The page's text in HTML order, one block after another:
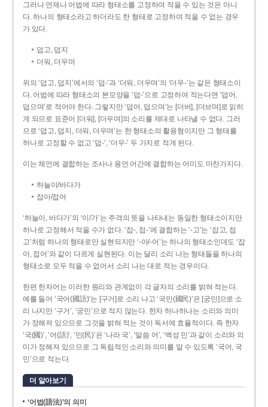
그러나 언제나 어법에 따라 형태소를 고정하여 적을 수 있는 것은 아니
다. 하나의 형태소라고 하더라도 한 형태로 고정하여 적을 수 없는 경우
가 있다.
덥고, 덥지
더워, 더우며
위의 ‘덥고, 덥지’에서의 ‘덥-­’과 ‘더워, 더우며’의 ‘더우-­’는 같은 형태소이
다. 어법에 따라 형태소의 본모양을 ‘덥-­’으로 고정하여 적는다면 ‘덥어,
덥으며’로 적어야 한다. 그렇지만 ‘덥어, 덥으며’는 [더버], [더브며]로 읽히
게 되므로 표준어 [더워], [더우며]의 소리를 제대로 나타낼 수 없다. 그러
므로 ‘덥고, 덥지, 더워, 더우며’는 한 형태소의 활용형이지만 그 형태를
하나로 고정할 수 없고 ‘덥-’, ‘더우-’ 두 가지로 적게 된다.
이는 체언에 결합하는 조사나 용언 어간에 결합하는 어미도 마찬가지다.
하늘이/바다가
잡아/접어
‘하늘이, 바다가’의 ‘이/가’는 주격의 뜻을 나타내는 동일한 형태소이지만
하나로 고정해서 적을 수가 없다. ‘잡-, 접-’에 결합하는 ‘-고’는 ‘잡고, 접
고’처럼 하나의 형태로만 실현되지만 ‘-아/-어’는 하나의 형태소인데도 ‘잡
아, 접어’와 같이 다르게 실현된다. 이는 달리 소리 나는 형태들을 하나의
형태소로 모두 적을 수 없어서 소리 나는 대로 적는 경우이다.
한편 한자어는 이러한 원리와 관계없이 각 글자의 소리를 밝혀 적는다.
예를 들어 ‘국어(國語)’는 [구거]로 소리 나고 ‘국민(國民)’은 [궁민]으로 소
리 나지만 ‘구거’, ‘궁민’으로 적지 않는다. 한자 하나하나는 소리와 의미
가 정해져 있으므로 그것을 밝혀 적는 것이 독서에 효율적이다. 즉 한자
‘국(國)’, ‘어(語)’, ‘민(民)’은 ‘나라 국’, ‘말씀 어’, ‘백성 민’과 같이 소리와 의
미가 정해져 있으므로 그 독립적인 소리와 의미를 알 수 있도록 ‘국어, 국
민’으로 적는다.
더 알아보기
‘어법(語法)’의 의미